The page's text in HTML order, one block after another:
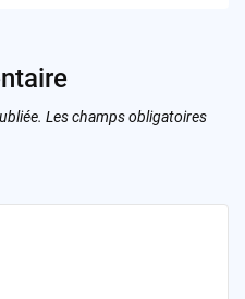
Les champs obligatoires